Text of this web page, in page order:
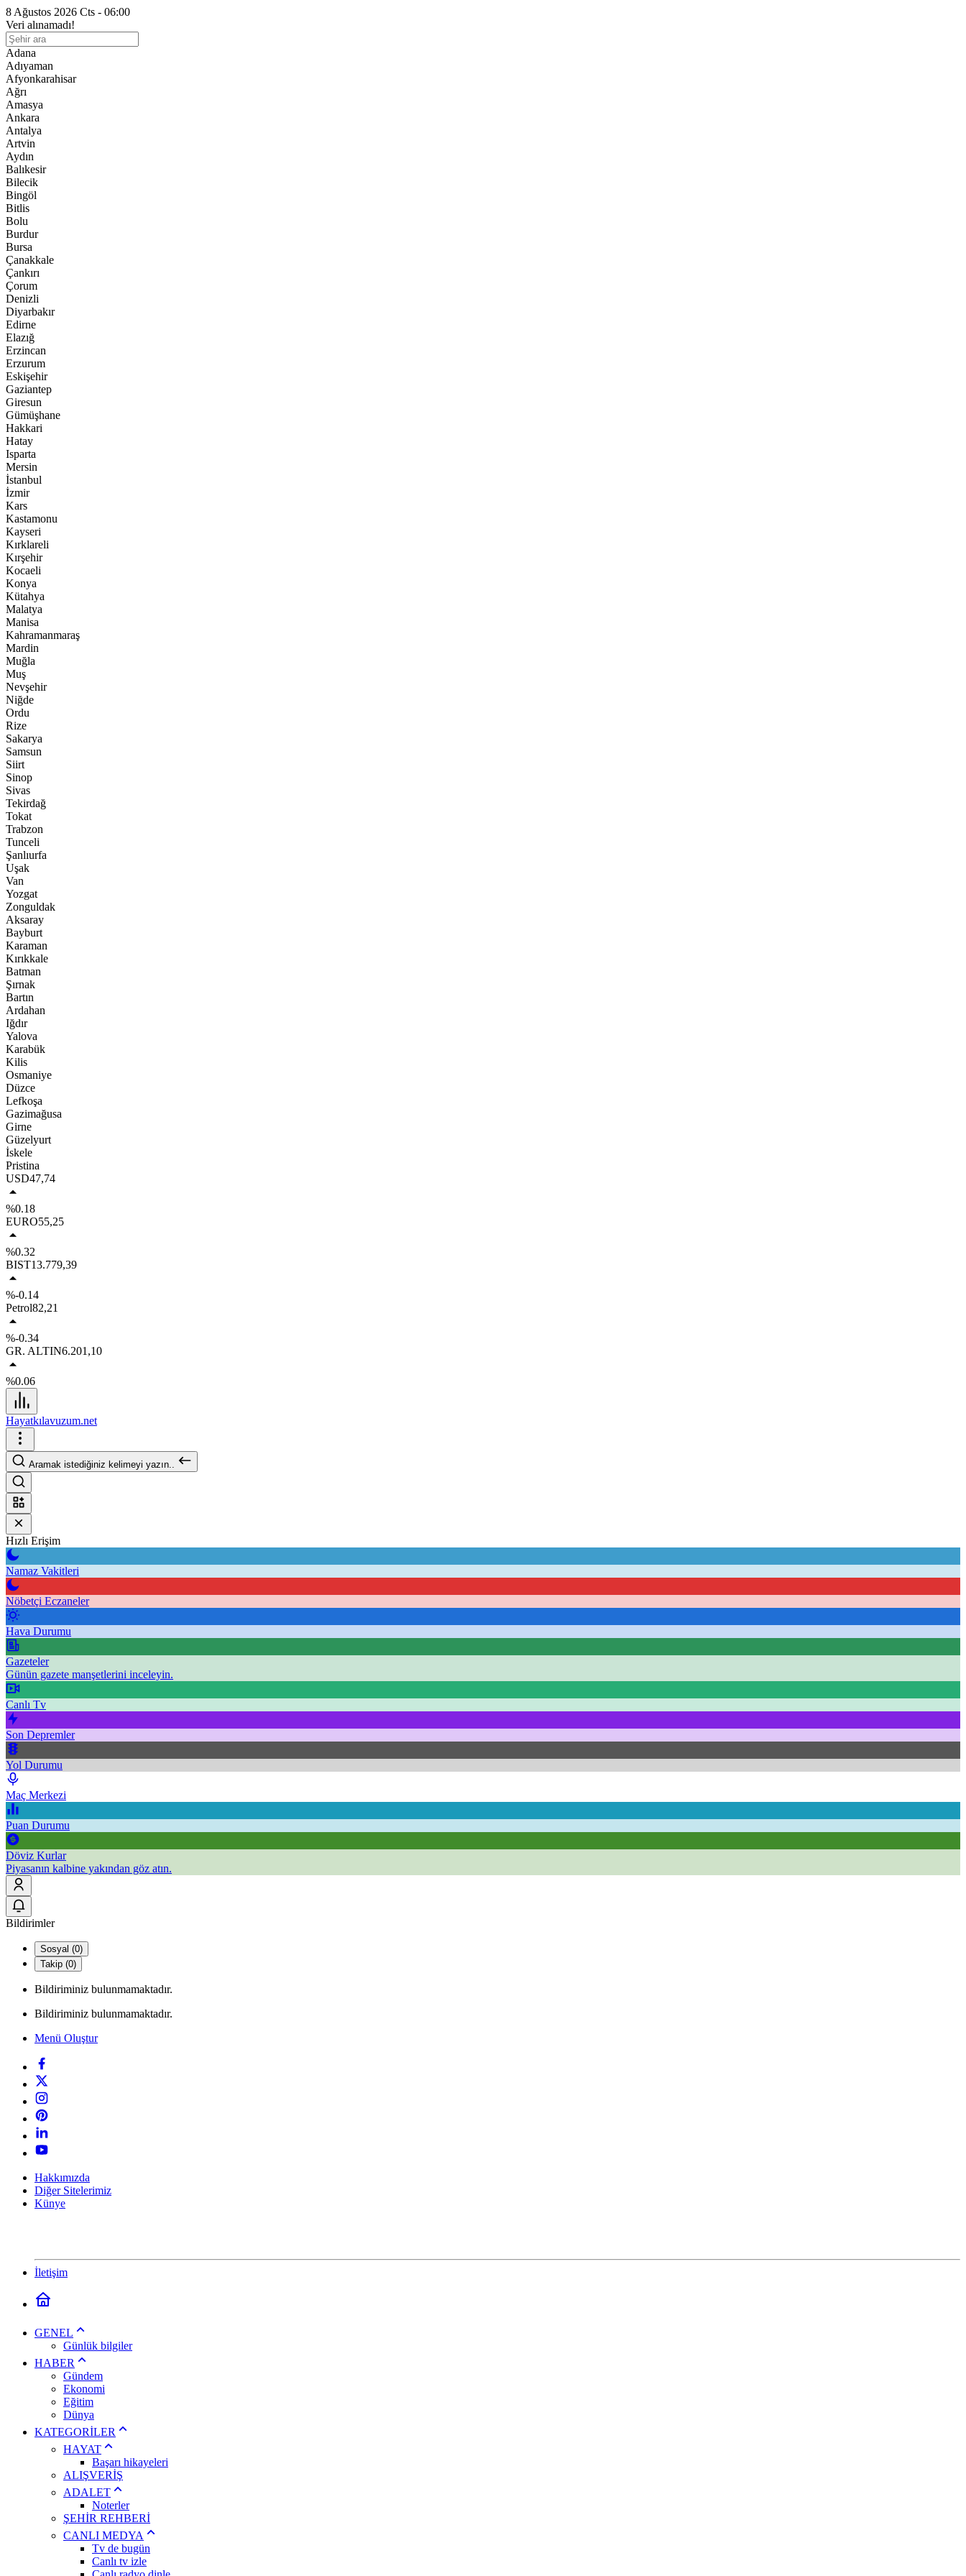
8 Ağustos 2026 Cts - 06:00
Veri alınamadı!
Adana
Adıyaman
Afyonkarahisar
Ağrı
Amasya
Ankara
Antalya
Artvin
Aydın
Balıkesir
Bilecik
Bingöl
Bitlis
Bolu
Burdur
Bursa
Çanakkale
Çankırı
Çorum
Denizli
Diyarbakır
Edirne
Elazığ
Erzincan
Erzurum
Eskişehir
Gaziantep
Giresun
Gümüşhane
Hakkari
Hatay
Isparta
Mersin
İstanbul
İzmir
Kars
Kastamonu
Kayseri
Kırklareli
Kırşehir
Kocaeli
Konya
Kütahya
Malatya
Manisa
Kahramanmaraş
Mardin
Muğla
Muş
Nevşehir
Niğde
Ordu
Rize
Sakarya
Samsun
Siirt
Sinop
Sivas
Tekirdağ
Tokat
Trabzon
Tunceli
Şanlıurfa
Uşak
Van
Yozgat
Zonguldak
Aksaray
Bayburt
Karaman
Kırıkkale
Batman
Şırnak
Bartın
Ardahan
Iğdır
Yalova
Karabük
Kilis
Osmaniye
Düzce
Lefkoşa
Gazimağusa
Girne
Güzelyurt
İskele
Pristina
USD47,74
%0.18
EURO55,25
%0.32
BIST13.779,39
%-0.14
Petrol82,21
%-0.34
GR. ALTIN6.201,10
%0.06
Hayatkılavuzum.net
Aramak istediğiniz kelimeyi yazın..
Hızlı Erişim
Namaz Vakitleri
Nöbetçi Eczaneler
Hava Durumu
Gazeteler
Günün gazete manşetlerini inceleyin.
Canlı Tv
Son Depremler
Yol Durumu
Maç Merkezi
Puan Durumu
Döviz Kurlar
Piyasanın kalbine yakından göz atın.
Bildirimler
Sosyal (0)
Takip (0)
Bildiriminiz bulunmamaktadır.
Bildiriminiz bulunmamaktadır.
Menü Oluştur
Hakkımızda
Diğer Sitelerimiz
Künye
İletişim
GENEL
Günlük bilgiler
HABER
Gündem
Ekonomi
Eğitim
Dünya
KATEGORİLER
HAYAT
Başarı hikayeleri
ALIŞVERİŞ
ADALET
Noterler
ŞEHİR REHBERİ
CANLI MEDYA
Tv de bugün
Canlı tv izle